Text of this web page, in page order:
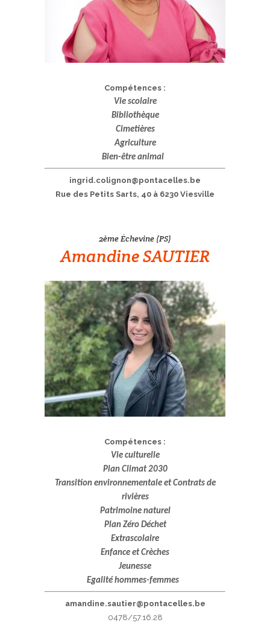
Compétences :
Vie scolaire
Bibliothèque
Cimetières
Agriculture
Bien-être animal;;
ingrid.colignon@pontacelles.be
Rue des Petits Sarts, 40 à 6230 Viesville
2ème Échevine (PS)
Amandine SAUTIER
Compétences :
Vie culturelle
Plan Climat 2030
Transition environnementale et Contrats de
rivières
Patrimoine naturel
Plan Zéro Déchet
Extrascolaire
Enfance et Crèches
Jeunesse
Egalité hommes-femmes;;
amandine.sautier@pontacelles.be
0478/57.16.28